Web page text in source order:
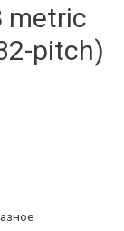
metric
pitch)